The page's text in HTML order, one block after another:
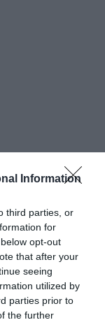
Information
third parties, or
for
opt-out
that after your
seeing
utilized by
parties prior to
the further
TARIFFE